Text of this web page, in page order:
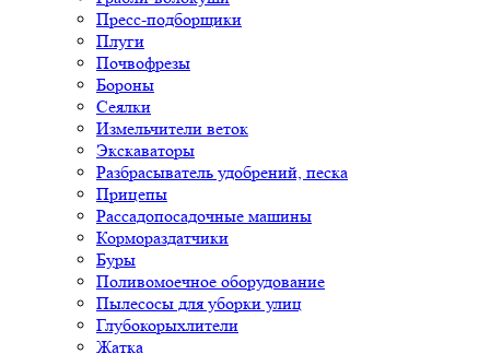
Пресс-подборщики
Плуги
Почвофрезы
Бороны
Сеялки
Измельчители веток
Экскаваторы
Разбрасыватель удобрений, песка
Прицепы
Рассадопосадочные машины
Кормораздатчики
Буры
Поливомоечное оборудование
Пылесосы для уборки улиц
Глубокорыхлители
Жатка